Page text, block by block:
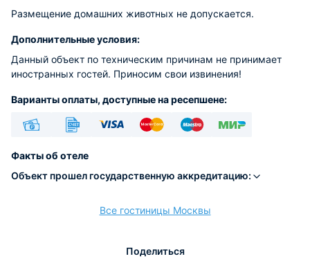
Размещение домашних животных не допускается.
Дополнительные условия:
Данный объект по техническим причинам не принимает
иностранных гостей. Приносим свои извинения!
Варианты оплаты, доступные на ресепшене:
Факты об отеле
Объект прошел государственную аккредитацию:
Все гостиницы Москвы
Поделиться